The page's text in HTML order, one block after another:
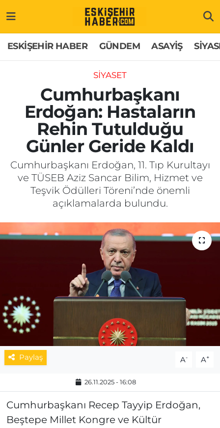
ESKİŞEHİR HABER GÜNDEM ASAYİŞ
SİYASET
Cumhurbaşkanı
Erdoğan: Hastaların
Rehin Tutulduğu
Günler Geride Kaldı
Cumhurbaşkanı Erdoğan, 11. Tıp Kurultayı
ve TÜSEB Aziz Sancar Bilim, Hizmet ve
Teşvik Ödülleri Töreni’nde önemli
açıklamalarda bulundu.
Paylaş A- A+
26.11.2025 - 16:08
Cumhurbaşkanı Recep Tayyip Erdoğan,
Beştepe Millet Kongre ve Kültür
GÜNDEM
ASAYİŞ
SİYASET
EKONOMİ
SAĞLIK
EĞİTİM
MAGAZİN
ESKİŞEHİRSPOR
Hakkımızda
İletişim
Künye
Odunpazarı Trafik Yoğunluk Haritası
Süper Lig Puan Durumu ve Fikstür
Tüm Manşetler
Son Dakika Haberleri
Haber Arşivi